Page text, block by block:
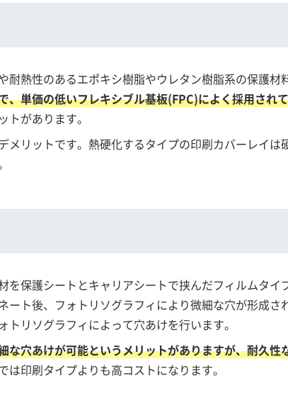
耐熱性のあるエポキシ樹脂やウレタン樹脂系の保護
、単価の低いフレキシブル基板(FPC)によく採用され
トがあります。
メリットです。熱硬化するタイプの印刷カバーレイ
を保護シートとキャリアシートで挟んだフィルムタ
ート後、フォトリソグラフィにより微細な穴が形成
リソグラフィによって穴あけを行います。
な穴あけが可能というメリットがありますが、耐久
は印刷タイプよりも高コストになります。